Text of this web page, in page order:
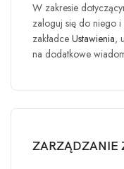
W zakresie
zaloguj się do niego
zakładce Ustawienia,
na dodatkowe
ZARZĄDZANIE